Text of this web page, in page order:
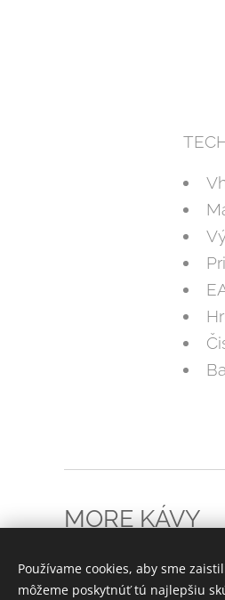
MORE KÁVY
Používame cookies, aby sme
môžeme poskytnúť tú najlepšiu